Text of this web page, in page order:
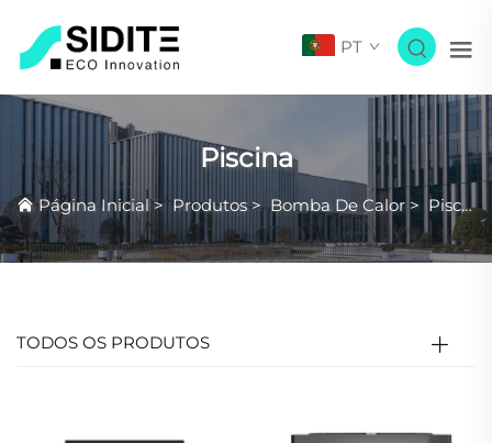
PT
Piscina
Página Inicial>Produtos>Bomba De Calor > Piscina
TODOS OS PRODUTOS